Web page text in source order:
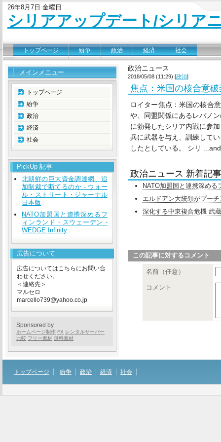
26年8月7日 金曜日
シリアアップデート/シリア
トップページ 紛争 政治 経済 社会
政治ニュース
2018/05/08 (11:29) [政治]
焦点：米国の核合意
ロイター焦点：米国の核合
や、同盟関係にあるレバノ
に勃発したシリア内戦に参
兵に武器を与え、訓練して
したとしている。 シリ
政治ニュース 新着記事
NATO加盟国と連携深め
エルドアン大統領がプー
深化する中東複合危機 武
この記事に対するコメント
名前（任意）
コメント
メインメニュー
トップページ
紛争
政治
経済
社会
PickUp 記事
北朝鮮の巨大資金調達網、追
加制裁で断てるのか - ウォー
ル・ストリート・ジャーナル
日本版
NATO加盟国と連携深めるフ
ィンランド・スウェーデン -
WEDGE Infinity
広告について
広告についてはこちらにお問い合
わせください。
＜連絡先＞
マルセロ
marcello739@yahoo.co.jp
Sponsored by
ホームページ制作 FX レンタルサーバー
比較 フリー素材 無料素材
トップページ 紛争 政治 経済 社会